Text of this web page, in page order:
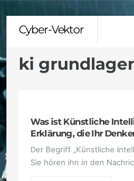
Cyber-Vektor
ki
Was ist Künstliche
Erklärung, die Ihr
Der Begriff „Künstliche
Sie hören ihn in den